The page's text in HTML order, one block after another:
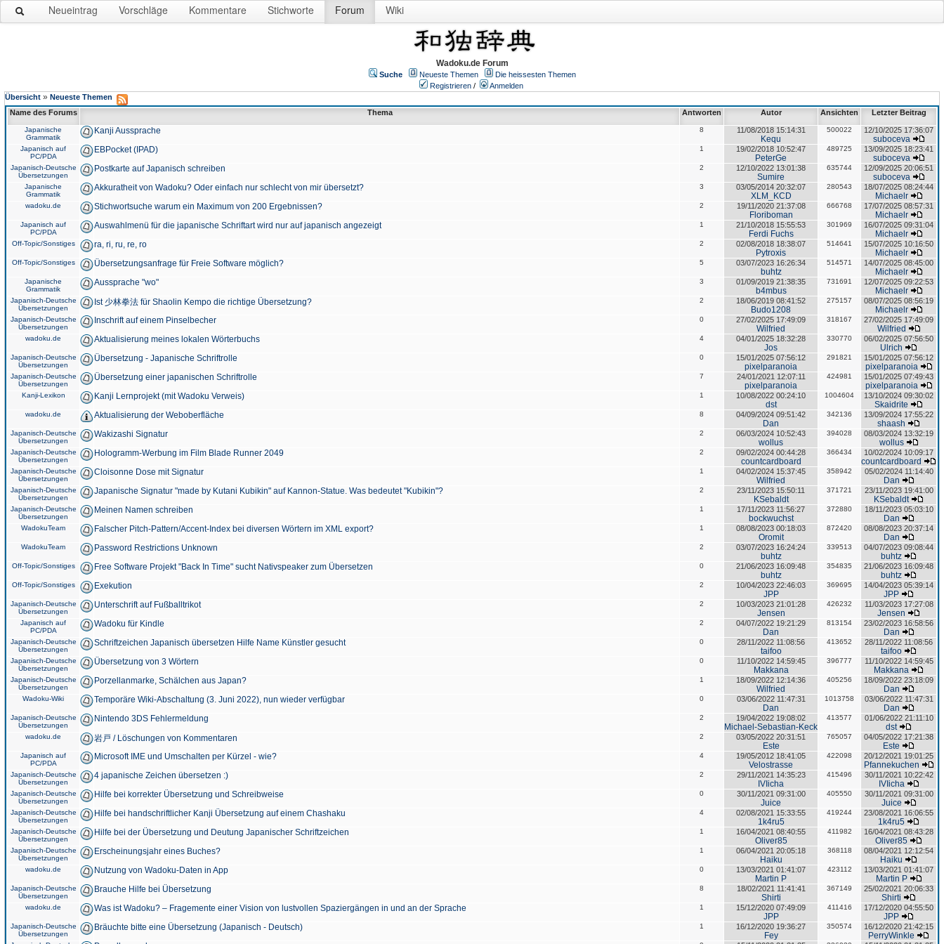
Neueintrag Vorschläge Kommentare Stichworte Forum Wiki
Wadoku.de Forum
Suche Neueste Themen
Die heissesten Themen
Registrieren /
Anmelden
Übersicht » Neueste Themen
Name des Forums
Thema Antworten Autor Ansichten Letzter Beitrag
Japanische
Grammatik
Kanji Aussprache 8 11/08/2018 15:14:31
Kequ
500022 12/10/2025 17:36:07
suboceva
Japanisch auf
PC/PDA
EBPocket (IPAD) 1 19/02/2018 10:52:47
PeterGe
489725 13/09/2025 18:23:41
suboceva
Japanisch-Deutsche
Übersetzungen
Postkarte auf Japanisch schreiben 2 12/10/2022 13:01:38
Sumire
635744 12/09/2025 20:06:51
suboceva
Japanische
Grammatik
Akkuratheit von Wadoku? Oder einfach nur schlecht von mir übersetzt? 3 03/05/2014 20:32:07
XLM_KCD
280543 18/07/2025 08:24:44
Michaelr
wadoku.de Stichwortsuche warum ein Maximum von 200 Ergebnissen? 2 19/11/2020 21:37:08
Floriboman
666768 17/07/2025 08:57:31
Michaelr
Japanisch auf
PC/PDA
Auswahlmenü für die japanische Schriftart wird nur auf japanisch angezeigt 1 21/10/2018 15:55:53
Ferdi Fuchs
301969 16/07/2025 09:31:04
Michaelr
Off-Topic/Sonstiges ra, ri, ru, re, ro 2 02/08/2018 18:38:07
Pytroxis
514641 15/07/2025 10:16:50
Michaelr
Off-Topic/Sonstiges Übersetzungsanfrage für Freie Software möglich? 5 03/07/2023 16:26:34
buhtz
514571 14/07/2025 08:45:00
Michaelr
Japanische
Grammatik
Aussprache "wo" 3 01/09/2019 21:38:35
b4mbus
731691 12/07/2025 09:22:53
Michaelr
Japanisch-Deutsche
Übersetzungen
Ist 少林拳法 für Shaolin Kempo die richtige Übersetzung? 2 18/06/2019 08:41:52
Budo1208
275157 08/07/2025 08:56:19
Michaelr
Japanisch-Deutsche
Übersetzungen
Inschrift auf einem Pinselbecher 0 27/02/2025 17:49:09
Wilfried
318167 27/02/2025 17:49:09
Wilfried
wadoku.de Aktualisierung meines lokalen Wörterbuchs 4 04/01/2025 18:32:28
Jos
330770 06/02/2025 07:56:50
Ulrich
Japanisch-Deutsche
Übersetzungen
Übersetzung - Japanische Schriftrolle 0 15/01/2025 07:56:12
pixelparanoia
291821 15/01/2025 07:56:12
pixelparanoia
Japanisch-Deutsche
Übersetzungen
Übersetzung einer japanischen Schriftrolle 7 24/01/2021 12:07:11
pixelparanoia
424981 15/01/2025 07:49:43
pixelparanoia
Kanji-Lexikon Kanji Lernprojekt (mit Wadoku Verweis) 1 10/08/2022 00:24:10
dst
1004604 13/10/2024 09:30:02
Skaidrite
wadoku.de Aktualisierung der Weboberfläche 8 04/09/2024 09:51:42
Dan
342136 13/09/2024 17:55:22
shaash
Japanisch-Deutsche
Übersetzungen
Wakizashi Signatur 2 06/03/2024 10:52:43
wollus
394028 08/03/2024 13:32:19
wollus
Japanisch-Deutsche
Übersetzungen
Hologramm-Werbung im Film Blade Runner 2049 2 09/02/2024 00:44:28
countcardboard
366434 10/02/2024 10:09:17
countcardboard
Japanisch-Deutsche
Übersetzungen
Cloisonne Dose mit Signatur 1 04/02/2024 15:37:45
Wilfried
358942 05/02/2024 11:14:40
Dan
Japanisch-Deutsche
Übersetzungen
Japanische Signatur "made by Kutani Kubikin" auf Kannon-Statue. Was bedeutet "Kubikin"? 2 23/11/2023 15:50:11
KSebaldt
371721 23/11/2023 19:41:00
KSebaldt
Japanisch-Deutsche
Übersetzungen
Meinen Namen schreiben 1 17/11/2023 11:56:27
bockwuchst
372880 18/11/2023 05:03:10
Dan
WadokuTeam Falscher Pitch-Pattern/Accent-Index bei diversen Wörtern im XML export? 1 08/08/2023 00:18:03
Oromit
872420 08/08/2023 20:37:14
Dan
WadokuTeam Password Restrictions Unknown 2 03/07/2023 16:24:24
buhtz
339513 04/07/2023 09:08:44
buhtz
Off-Topic/Sonstiges Free Software Projekt "Back In Time" sucht Nativspeaker zum Übersetzen 0 21/06/2023 16:09:48
buhtz
354835 21/06/2023 16:09:48
buhtz
Off-Topic/Sonstiges Exekution 2 10/04/2023 22:46:03
JPP
369695 14/04/2023 05:39:14
JPP
Japanisch-Deutsche
Übersetzungen
Unterschrift auf Fußballtrikot 2 10/03/2023 21:01:28
Jensen
426232 11/03/2023 17:27:08
Jensen
Japanisch auf
PC/PDA
Wadoku für Kindle 2 04/07/2022 19:21:29
Dan
813154 23/02/2023 16:58:56
Dan
Japanisch-Deutsche
Übersetzungen
Schriftzeichen Japanisch übersetzen Hilfe Name Künstler gesucht 0 28/11/2022 11:08:56
taifoo
413652 28/11/2022 11:08:56
taifoo
Japanisch-Deutsche
Übersetzungen
Übersetzung von 3 Wörtern 0 11/10/2022 14:59:45
Makkana
396777 11/10/2022 14:59:45
Makkana
Japanisch-Deutsche
Übersetzungen
Porzellanmarke, Schälchen aus Japan? 1 18/09/2022 12:14:36
Wilfried
405256 18/09/2022 23:18:09
Dan
Wadoku-Wiki Temporäre Wiki-Abschaltung (3. Juni 2022), nun wieder verfügbar 0 03/06/2022 11:47:31
Dan
1013758 03/06/2022 11:47:31
Dan
Japanisch-Deutsche
Übersetzungen
Nintendo 3DS Fehlermeldung 2 19/04/2022 19:08:02
Michael-Sebastian-Keck
413577 01/06/2022 21:11:10
dst
wadoku.de 岩戸 / Löschungen von Kommentaren 2 03/05/2022 20:31:51
Este
765057 04/05/2022 17:21:38
Este
Japanisch auf
PC/PDA
Microsoft IME und Umschalten per Kürzel - wie? 4 19/05/2012 18:41:05
Velostrasse
422098 20/12/2021 19:01:25
Pfannekuchen
Japanisch-Deutsche
Übersetzungen
4 japanische Zeichen übersetzen :) 2 29/11/2021 14:35:23
IVIicha
415496 30/11/2021 10:22:42
IVIicha
Japanisch-Deutsche
Übersetzungen
Hilfe bei korrekter Übersetzung und Schreibweise 0 30/11/2021 09:31:00
Juice
405550 30/11/2021 09:31:00
Juice
Japanisch-Deutsche
Übersetzungen
Hilfe bei handschriftlicher Kanji Übersetzung auf einem Chashaku 4 02/08/2021 15:33:55
1k4ru5
419244 23/08/2021 16:06:55
1k4ru5
Japanisch-Deutsche
Übersetzungen
Hilfe bei der Übersetzung und Deutung Japanischer Schriftzeichen 1 16/04/2021 08:40:55
Oliver85
411982 16/04/2021 08:43:28
Oliver85
Japanisch-Deutsche
Übersetzungen
Erscheinungsjahr eines Buches? 1 06/04/2021 20:05:18
Haiku
368118 08/04/2021 12:12:54
Haiku
wadoku.de Nutzung von Wadoku-Daten in App 0 13/03/2021 01:41:07
Martin P
423112 13/03/2021 01:41:07
Martin P
Japanisch-Deutsche
Übersetzungen
Brauche Hilfe bei Übersetzung 8 18/02/2021 11:41:41
Shirti
367149 25/02/2021 20:06:33
Shirti
wadoku.de Was ist Wadoku? – Fragemente einer Vision von lustvollen Spaziergängen in und an der Sprache 1 15/12/2020 07:49:09
JPP
411416 17/12/2020 04:55:50
JPP
Japanisch-Deutsche
Übersetzungen
Bräuchte bitte eine Übersetzung (Japanisch - Deutsch) 1 16/12/2020 19:36:27
Fey
350574 16/12/2020 21:42:15
PerryWinkle